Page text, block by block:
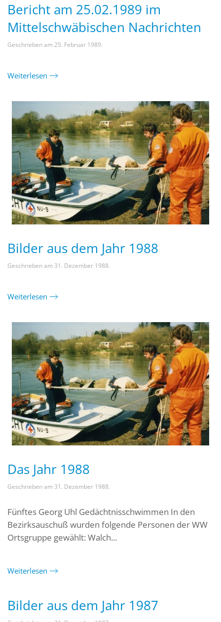
Bericht am 25.02.1989 im
Mittelschwäbischen Nachrichten
Geschrieben am 25. Februar 1989.
Weiterlesen
Bilder aus dem Jahr 1988
Geschrieben am 31. Dezember 1988.
Weiterlesen
Das Jahr 1988
Geschrieben am 31. Dezember 1988.
Fünftes Georg Uhl Gedächtnisschwimmen In den
Bezirksauschuß wurden folgende Personen der WW
Ortsgruppe gewählt: Walch...
Weiterlesen
Bilder aus dem Jahr 1987